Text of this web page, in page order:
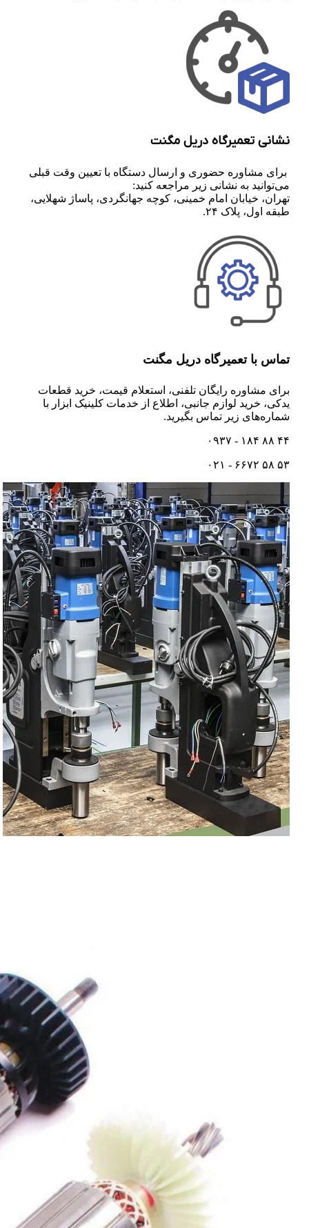
نشانی تعمیرگاه دریل مگنت
برای مشاوره حضوری و ارسال دستگاه با تعیین وقت قبلی
می‌توانید به نشانی زیر مراجعه کنید:
تهران، خیابان امام خمینی، کوچه جهانگردی، پاساژ شهلایی،
طبقه اول، پلاک ۲۴.
تماس با تعمیرگاه دریل مگنت
برای مشاوره رایگان تلفنی،‌ استعلام قیمت،‌ خرید قطعات
یدکی، خرید لوازم جانبی، اطلاع از خدمات کلینیک ابزار با
شماره‌های زیر تماس بگیرید.
۴۴ ۸۸ ۱۸۴ - ۰۹۳۷
۵۳ ۵۸ ۶۶۷۲ - ۰۲۱